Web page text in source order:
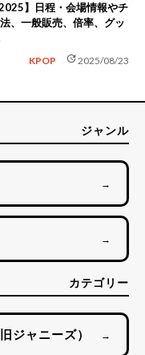
】日程・会場情報やチ
、一般販売、倍率、グッ
KPOP update2025/08/23
ジャンル
→
→
カテゴリー
ジャニーズ） →